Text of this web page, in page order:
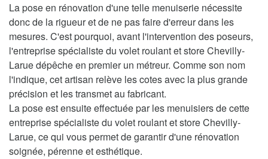
La pose en rénovation d'une telle menuiserie nécessite
donc de la rigueur et de ne pas faire d'erreur dans les
mesures. C'est pourquoi, avant l'intervention des poseurs,
l'entreprise spécialiste du volet roulant et store Chevilly-
Larue dépêche en premier un métreur. Comme son nom
l'indique, cet artisan relève les cotes avec la plus grande
précision et les transmet au fabricant.
La pose est ensuite effectuée par les menuisiers de cette
entreprise spécialiste du volet roulant et store Chevilly-
Larue, ce qui vous permet de garantir d'une rénovation
soignée, pérenne et esthétique.